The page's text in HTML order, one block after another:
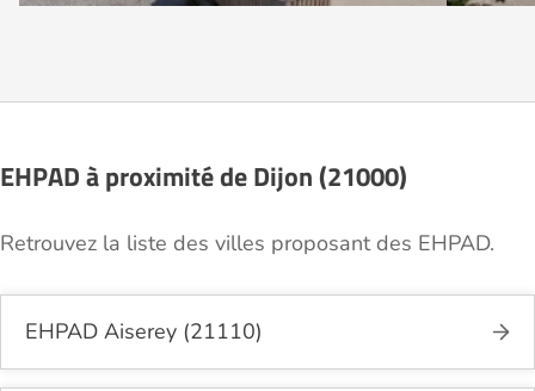
EHPAD à proximité de Dijon (21000)
Retrouvez la liste des villes proposant des EHPAD.
EHPAD Aiserey (21110)